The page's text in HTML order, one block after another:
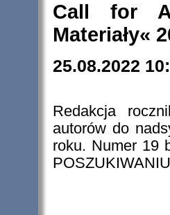
Call for
Materiały«
25.08.2022
Redakcja
autorów do
roku. Numer 19